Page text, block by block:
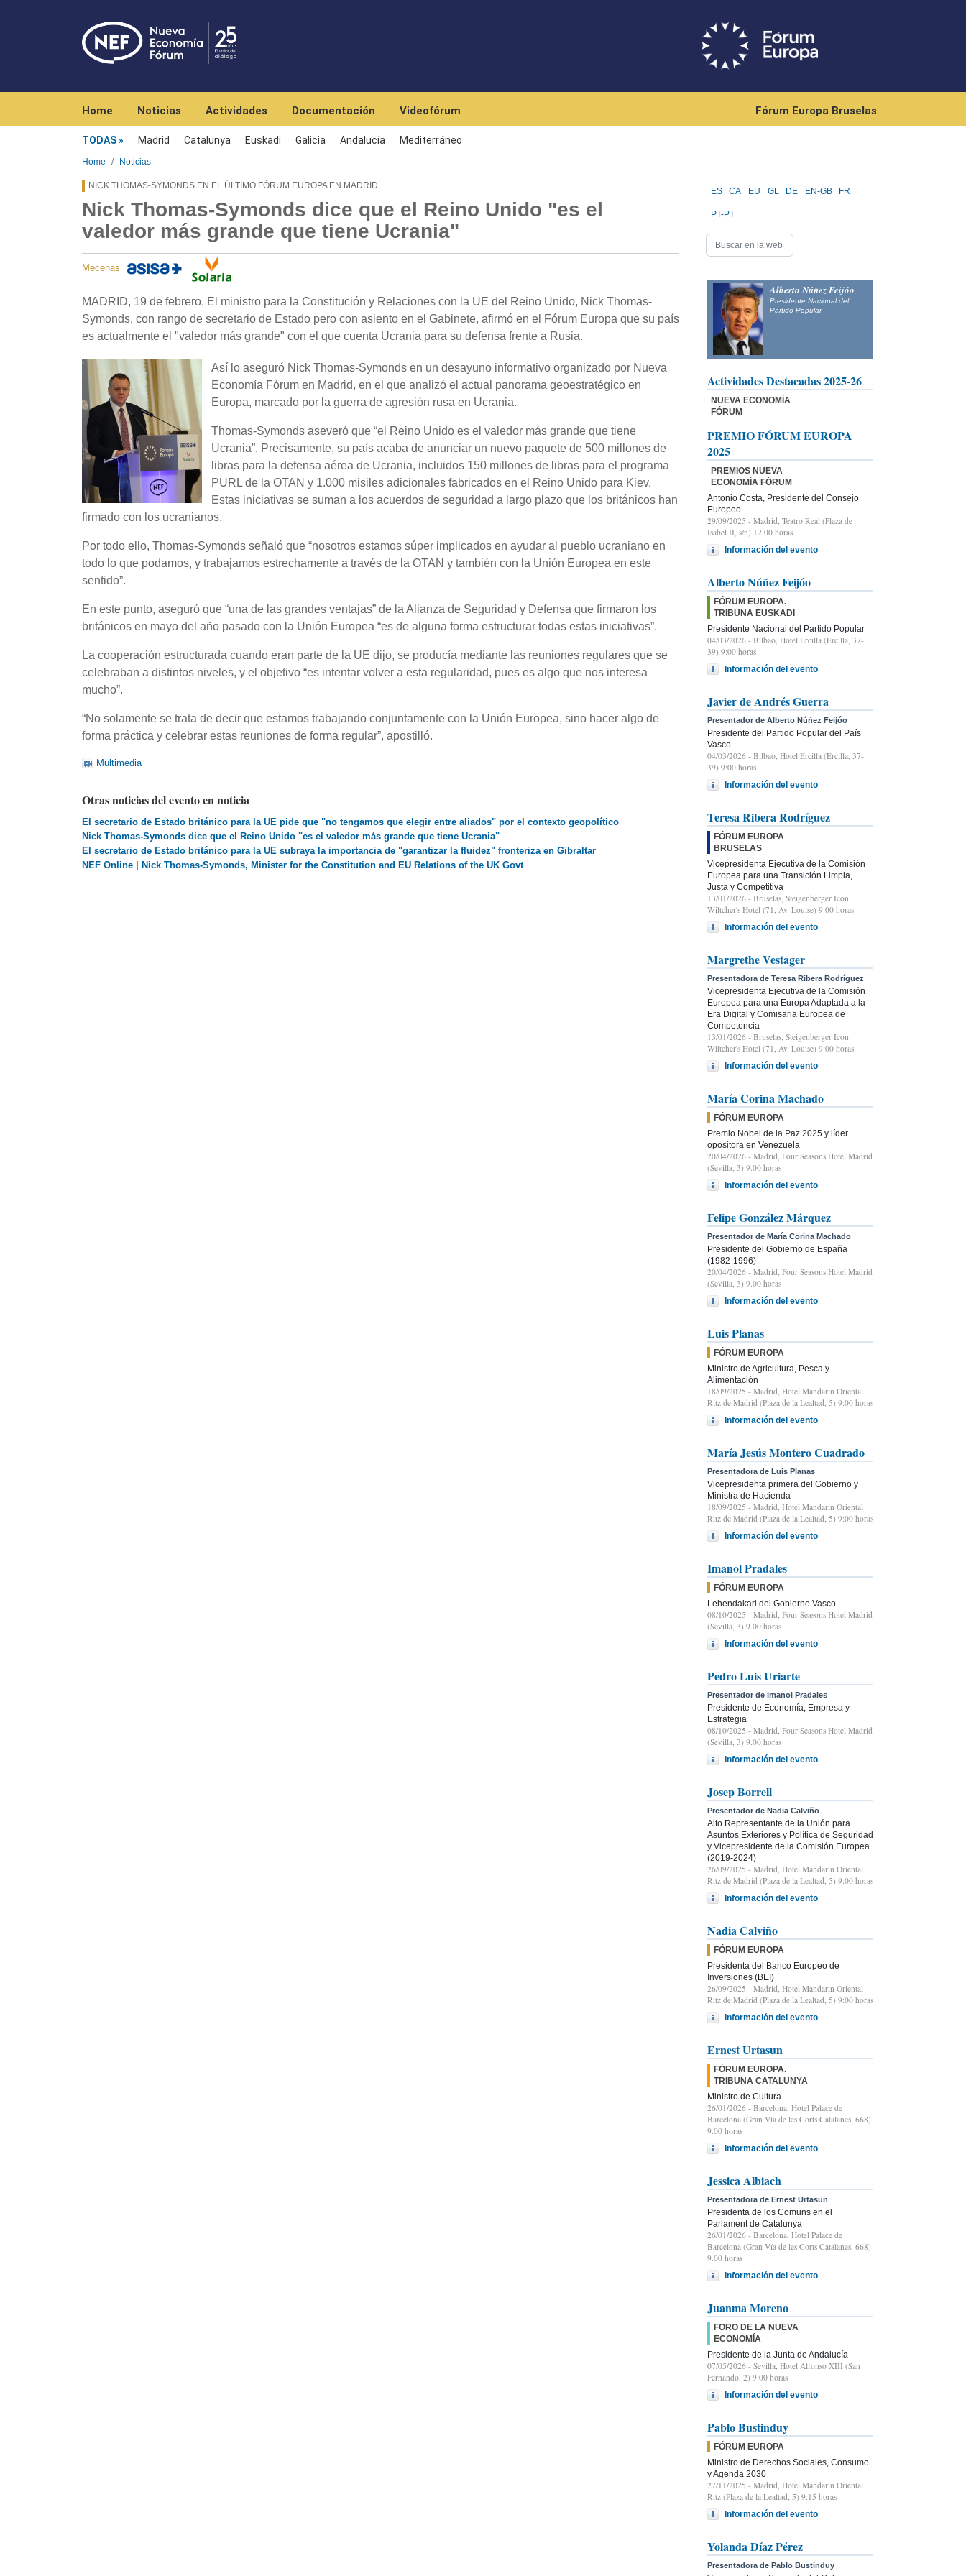
Home Noticias Actividades Documentación Videofórum Fórum Europa Bruselas
TODAS Madrid Catalunya Euskadi Galicia Andalucía Mediterráneo
Home Noticias
NICK THOMAS-SYMONDS EN EL ÚLTIMO FÓRUM EUROPA EN MADRID
Nick Thomas-Symonds dice que el Reino Unido "es el
valedor más grande que tiene Ucrania"
Mecenas
MADRID, 19 de febrero. El ministro para la Constitución y Relaciones con la UE del Reino Unido, Nick Thomas-
Symonds, con rango de secretario de Estado pero con asiento en el Gabinete, afirmó en el Fórum Europa que su país
es actualmente el "valedor más grande" con el que cuenta Ucrania para su defensa frente a Rusia.
Así lo aseguró Nick Thomas-Symonds en un desayuno informativo organizado por Nueva
Economía Fórum en Madrid, en el que analizó el actual panorama geoestratégico en
Europa, marcado por la guerra de agresión rusa en Ucrania.
Thomas-Symonds aseveró que “el Reino Unido es el valedor más grande que tiene
Ucrania”. Precisamente, su país acaba de anunciar un nuevo paquete de 500 millones de
libras para la defensa aérea de Ucrania, incluidos 150 millones de libras para el programa
PURL de la OTAN y 1.000 misiles adicionales fabricados en el Reino Unido para Kiev.
Estas iniciativas se suman a los acuerdos de seguridad a largo plazo que los británicos han
firmado con los ucranianos.
Por todo ello, Thomas-Symonds señaló que “nosotros estamos súper implicados en ayudar al pueblo ucraniano en
todo lo que podamos, y trabajamos estrechamente a través de la OTAN y también con la Unión Europea en este
sentido”.
En este punto, aseguró que “una de las grandes ventajas” de la Alianza de Seguridad y Defensa que firmaron los
británicos en mayo del año pasado con la Unión Europea “es de alguna forma estructurar todas estas iniciativas”.
La cooperación estructurada cuando eran parte de la UE dijo, se producía mediante las reuniones regulares que se
celebraban a distintos niveles, y el objetivo “es intentar volver a esta regularidad, pues es algo que nos interesa
mucho”.
“No solamente se trata de decir que estamos trabajando conjuntamente con la Unión Europea, sino hacer algo de
forma práctica y celebrar estas reuniones de forma regular”, apostilló.
Multimedia
Otras noticias del evento en noticia
El secretario de Estado británico para la UE pide que "no tengamos que elegir entre aliados" por el contexto geopolítico
Nick Thomas-Symonds dice que el Reino Unido "es el valedor más grande que tiene Ucrania"
El secretario de Estado británico para la UE subraya la importancia de "garantizar la fluidez" fronteriza en Gibraltar
NEF Online | Nick Thomas-Symonds, Minister for the Constitution and EU Relations of the UK Govt
ES CA EU GL DE EN-GB FR
PT-PT
Alberto Núñez Feijóo
Presidente Nacional del
Partido Popular
Actividades Destacadas 2025-26
NUEVA ECONOMÍA
FÓRUM
PREMIO FÓRUM EUROPA
2025
PREMIOS NUEVA
ECONOMÍA FÓRUM
Antonio Costa, Presidente del Consejo
Europeo
29/09/2025 - Madrid, Teatro Real (Plaza de
Isabel II, s/n) 12:00 horas
Información del evento
Alberto Núñez Feijóo
FÓRUM EUROPA.
TRIBUNA EUSKADI
Presidente Nacional del Partido Popular
04/03/2026 - Bilbao, Hotel Ercilla (Ercilla, 37-
39) 9:00 horas
Información del evento
Javier de Andrés Guerra
Presentador de Alberto Núñez Feijóo
Presidente del Partido Popular del País
Vasco
04/03/2026 - Bilbao, Hotel Ercilla (Ercilla, 37-
39) 9:00 horas
Información del evento
Teresa Ribera Rodríguez
FÓRUM EUROPA
BRUSELAS
Vicepresidenta Ejecutiva de la Comisión
Europea para una Transición Limpia,
Justa y Competitiva
13/01/2026 - Bruselas, Steigenberger Icon
Wiltcher's Hotel (71, Av. Louise) 9:00 horas
Información del evento
Margrethe Vestager
Presentadora de Teresa Ribera Rodríguez
Vicepresidenta Ejecutiva de la Comisión
Europea para una Europa Adaptada a la
Era Digital y Comisaria Europea de
Competencia
13/01/2026 - Bruselas, Steigenberger Icon
Wiltcher's Hotel (71, Av. Louise) 9:00 horas
Información del evento
María Corina Machado
FÓRUM EUROPA
Premio Nobel de la Paz 2025 y líder
opositora en Venezuela
20/04/2026 - Madrid, Four Seasons Hotel Madrid
(Sevilla, 3) 9.00 horas
Información del evento
Felipe González Márquez
Presentador de María Corina Machado
Presidente del Gobierno de España
(1982-1996)
20/04/2026 - Madrid, Four Seasons Hotel Madrid
(Sevilla, 3) 9.00 horas
Información del evento
Luis Planas
FÓRUM EUROPA
Ministro de Agricultura, Pesca y
Alimentación
18/09/2025 - Madrid, Hotel Mandarin Oriental
Ritz de Madrid (Plaza de la Lealtad, 5) 9:00 horas
Información del evento
María Jesús Montero Cuadrado
Presentadora de Luis Planas
Vicepresidenta primera del Gobierno y
Ministra de Hacienda
18/09/2025 - Madrid, Hotel Mandarin Oriental
Ritz de Madrid (Plaza de la Lealtad, 5) 9:00 horas
Información del evento
Imanol Pradales
FÓRUM EUROPA
Lehendakari del Gobierno Vasco
08/10/2025 - Madrid, Four Seasons Hotel Madrid
(Sevilla, 3) 9.00 horas
Información del evento
Pedro Luis Uriarte
Presentador de Imanol Pradales
Presidente de Economía, Empresa y
Estrategia
08/10/2025 - Madrid, Four Seasons Hotel Madrid
(Sevilla, 3) 9.00 horas
Información del evento
Josep Borrell
Presentador de Nadia Calviño
Alto Representante de la Unión para
Asuntos Exteriores y Política de Seguridad
y Vicepresidente de la Comisión Europea
(2019-2024)
26/09/2025 - Madrid, Hotel Mandarin Oriental
Ritz de Madrid (Plaza de la Lealtad, 5) 9:00 horas
Información del evento
Nadia Calviño
FÓRUM EUROPA
Presidenta del Banco Europeo de
Inversiones (BEI)
26/09/2025 - Madrid, Hotel Mandarin Oriental
Ritz de Madrid (Plaza de la Lealtad, 5) 9:00 horas
Información del evento
Ernest Urtasun
FÓRUM EUROPA.
TRIBUNA CATALUNYA
Ministro de Cultura
26/01/2026 - Barcelona, Hotel Palace de
Barcelona (Gran Vía de les Corts Catalanes, 668)
9.00 horas
Información del evento
Jessica Albiach
Presentadora de Ernest Urtasun
Presidenta de los Comuns en el
Parlament de Catalunya
26/01/2026 - Barcelona, Hotel Palace de
Barcelona (Gran Vía de les Corts Catalanes, 668)
9.00 horas
Información del evento
Juanma Moreno
FORO DE LA NUEVA
ECONOMÍA
Presidente de la Junta de Andalucía
07/05/2026 - Sevilla, Hotel Alfonso XIII (San
Fernando, 2) 9:00 horas
Información del evento
Pablo Bustinduy
FÓRUM EUROPA
Ministro de Derechos Sociales, Consumo
y Agenda 2030
27/11/2025 - Madrid, Hotel Mandarin Oriental
Ritz (Plaza de la Lealtad, 5) 9:15 horas
Información del evento
Yolanda Díaz Pérez
Presentadora de Pablo Bustinduy